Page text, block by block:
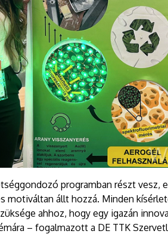
programban részt vesz,
motiváltan állt hozzá. Minden
ahhoz, hogy egy igazán
– fogalmazott a DE TTK